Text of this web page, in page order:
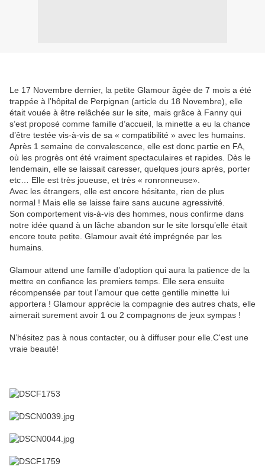
Le 17 Novembre dernier, la petite Glamour âgée de 7 mois a été
trappée à l’hôpital de Perpignan (article du 18 Novembre), elle
était vouée à être relâchée sur le site, mais grâce à Fanny qui
s’est proposé comme famille d’accueil, la minette a eu la chance
d’être testée vis-à-vis de sa « compatibilité » avec les humains.
Après 1 semaine de convalescence, elle est donc partie en FA,
où les progrès ont été vraiment spectaculaires et rapides. Dès le
lendemain, elle se laissait caresser, quelques jours après, porter
etc… Elle est très joueuse, et très « ronronneuse».
Avec les étrangers, elle est encore hésitante, rien de plus
normal ! Mais elle se laisse faire sans aucune agressivité.
Son comportement vis-à-vis des hommes, nous confirme dans
notre idée quand à un lâche abandon sur le site lorsqu’elle était
encore toute petite. Glamour avait été imprégnée par les
humains.
Glamour attend une famille d’adoption qui aura la patience de la
mettre en confiance les premiers temps. Elle sera ensuite
récompensée par tout l’amour que cette gentille minette lui
apportera ! Glamour apprécie la compagnie des autres chats, elle
aimerait surement avoir 1 ou 2 compagnons de jeux sympas !
N’hésitez pas à nous contacter, ou à diffuser pour elle.C'est une
vraie beauté!